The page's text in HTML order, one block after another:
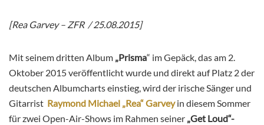
[Rea Garvey – ZFR / 25.08.2015]
Mit seinem dritten Album „Prisma“ im Gepäck, das am 2.
Oktober 2015 veröffentlicht wurde und direkt auf Platz 2 der
deutschen Albumcharts einstieg, wird der irische Sänger und
Gitarrist Raymond Michael „Rea“ Garveyin diesem Sommer
für zwei Open-Air-Shows im Rahmen seiner „Get Loud“-